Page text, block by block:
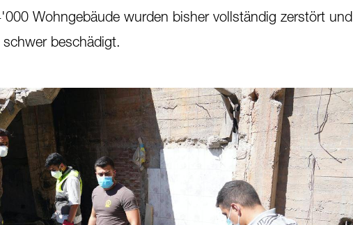
Wohngebäude wurden bisher vollständig zerstört und
beschädigt.